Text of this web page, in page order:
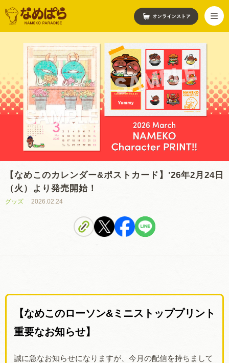
【なめこのカレンダー&ポストカード】'26年2月24日
（火）より発売開始！
グッズ 2026.02.24
【なめこのローソン&ミニストッププリント
重要なお知らせ】
誠に急なお知らせになりますが、今月の配信を持ちまして